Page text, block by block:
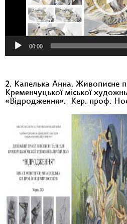
00:00
2. Капелька Анна. Живописне
Кременчуцької міської
«Відродження». Кер. проф.